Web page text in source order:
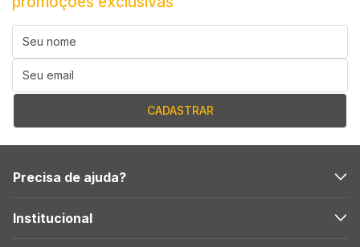
Precisa de ajuda?
Institucional